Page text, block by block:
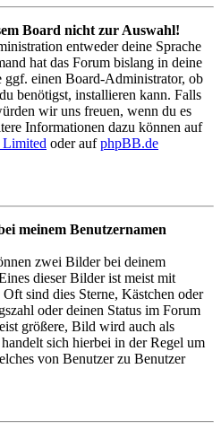
Board nicht zur Auswahl!
entweder deine Sprache
hat das Forum bislang in deine
ggf. einen Board-Administrator, ob
benötigst, installieren kann. Falls
wir uns freuen, wenn du es
Informationen dazu können auf
oder aufphpBB.de
meinem Benutzernamen
zwei Bilder bei deinem
dieser Bilder ist meist mit
sind dies Sterne, Kästchen oder
oder deinen Status im Forum
größere, Bild wird auch als
sich hierbei in der Regel um
von Benutzer zu Benutzer